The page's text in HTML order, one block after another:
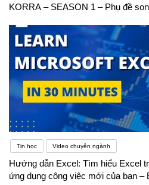
KORRA – SEASON 1 – Phụ đề
Tin học Video chuyên ngành
Hướng dẫn Excel: Tìm hiểu Excel
ứng dụng công việc mới của bạn –